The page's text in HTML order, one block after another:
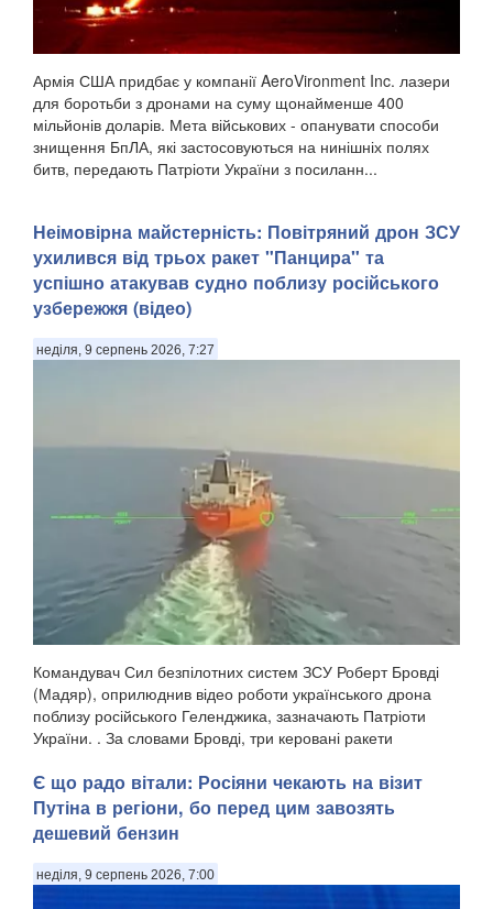
Армія США придбає у компанії AeroVironment Inc. лазери
для боротьби з дронами на суму щонайменше 400
мільйонів доларів. Мета військових - опанувати способи
знищення БпЛА, які застосовуються на нинішніх полях
битв, передають Патріоти України з посиланн...
Неімовірна майстерність: Повітряний дрон ЗСУ
ухилився від трьох ракет "Панцира" та
успішно атакував судно поблизу російського
узбережжя (відео)
неділя, 9 серпень 2026, 7:27
Командувач Сил безпілотних систем ЗСУ Роберт Бровді
(Мадяр), оприлюднив відео роботи українського дрона
поблизу російського Геленджика, зазначають Патріоти
України. . За словами Бровді, три керовані ракети
Є що радо вітали: Росіяни чекають на візит
Путіна в регіони, бо перед цим завозять
дешевий бензин
неділя, 9 серпень 2026, 7:00